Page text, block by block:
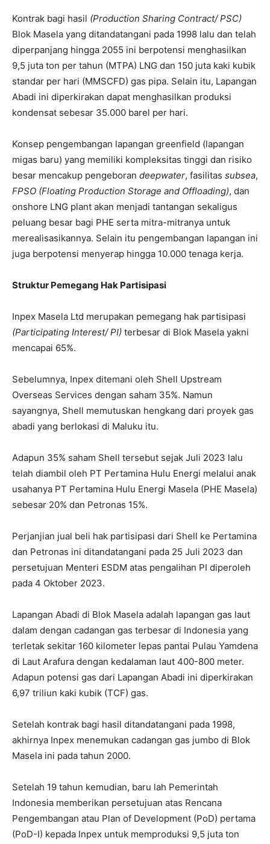
Kontrak bagi hasil (Production Sharing Contract/ PSC)
Blok Masela yang ditandatangani pada 1998 lalu dan telah
diperpanjang hingga 2055 ini berpotensi menghasilkan
9,5 juta ton per tahun (MTPA) LNG dan 150 juta kaki kubik
standar per hari (MMSCFD) gas pipa. Selain itu, Lapangan
Abadi ini diperkirakan dapat menghasilkan produksi
kondensat sebesar 35.000 barel per hari.
Konsep pengembangan lapangan greenfield (lapangan
migas baru) yang memiliki kompleksitas tinggi dan risiko
besar mencakup pengeboran deepwater, fasilitas subsea,
FPSO (Floating Production Storage and Offloading), dan
onshore LNG plant akan menjadi tantangan sekaligus
peluang besar bagi PHE serta mitra-mitranya untuk
merealisasikannya. Selain itu pengembangan lapangan ini
juga berpotensi menyerap hingga 10.000 tenaga kerja.
Struktur Pemegang Hak Partisipasi
Inpex Masela Ltd merupakan pemegang hak partisipasi
(Participating Interest/ PI) terbesar di Blok Masela yakni
mencapai 65%.
Sebelumnya, Inpex ditemani oleh Shell Upstream
Overseas Services dengan saham 35%. Namun
sayangnya, Shell memutuskan hengkang dari proyek gas
abadi yang berlokasi di Maluku itu.
Adapun 35% saham Shell tersebut sejak Juli 2023 lalu
telah diambil oleh PT Pertamina Hulu Energi melalui anak
usahanya PT Pertamina Hulu Energi Masela (PHE Masela)
sebesar 20% dan Petronas 15%.
Perjanjian jual beli hak partisipasi dari Shell ke Pertamina
dan Petronas ini ditandatangani pada 25 Juli 2023 dan
persetujuan Menteri ESDM atas pengalihan PI diperoleh
pada 4 Oktober 2023.
Lapangan Abadi di Blok Masela adalah lapangan gas laut
dalam dengan cadangan gas terbesar di Indonesia yang
terletak sekitar 160 kilometer lepas pantai Pulau Yamdena
di Laut Arafura dengan kedalaman laut 400-800 meter.
Adapun potensi gas dari Lapangan Abadi ini diperkirakan
6,97 triliun kaki kubik (TCF) gas.
Setelah kontrak bagi hasil ditandatangani pada 1998,
akhirnya Inpex menemukan cadangan gas jumbo di Blok
Masela ini pada tahun 2000.
Setelah 19 tahun kemudian, baru lah Pemerintah
Indonesia memberikan persetujuan atas Rencana
Pengembangan atau Plan of Development (PoD) pertama
(PoD-I) kepada Inpex untuk memproduksi 9,5 juta ton